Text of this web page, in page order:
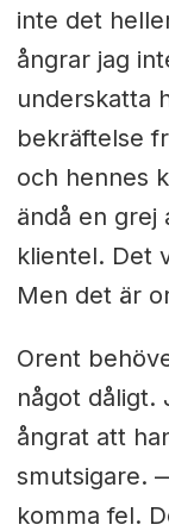
inte det
ångrar jag
underskatta
bekräftelse
och hennes
ändå en grej
klientel. Det
Men det är
Orent
något dåligt.
ångrat att
smutsigare.
komma fel.